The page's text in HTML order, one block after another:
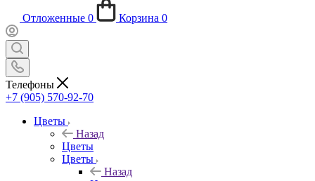
Отложенные 0 Корзина 0
Телефоны
+7 (905) 570-92-70
Цветы
Назад
Цветы
Цветы
Назад